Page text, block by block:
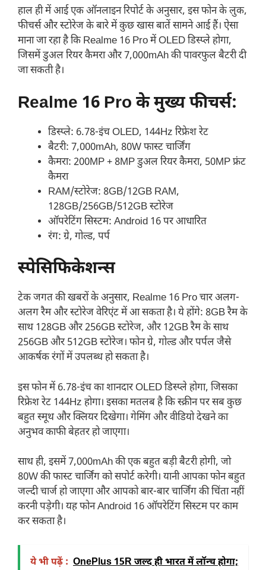
हाल ही में आई एक ऑनलाइन रिपोर्ट के अनुसार, इस फोन के लुक,
फीचर्स और स्टोरेज के बारे में कुछ खास बातें सामने आई हैं। ऐसा
माना जा रहा है कि Realme 16 Pro मेंOLED डिस्प्लेहोगा,
जिसमेंडुअल रियर कैमराऔर 7,000mAh की पावरफुल बैटरी दी
जा सकती है।
Realme 16 Pro के मुख्य फीचर्स:
डिस्प्ले: 6.78-इंच OLED, 144Hz रिफ्रेश रेट
बैटरी: 7,000mAh, 80W फास्ट चार्जिंग
कैमरा: 200MP + 8MP डुअल रियर कैमरा, 50MP फ्रंट
कैमरा
RAM/स्टोरेज: 8GB/12GB RAM,
128GB/256GB/512GB स्टोरेज
ऑपरेटिंग सिस्टम: Android 16 पर आधारित
रंग: ग्रे, गोल्ड, पर्प
स्पेसिफिकेशन्स
टेक जगत की खबरों के अनुसार, Realme 16 Pro चार अलग-
अलग रैम और स्टोरेज वेरिएंट में आ सकता है। ये होंगे: 8GB रैम के
साथ 128GB और 256GB स्टोरेज, और 12GB रैम के साथ
256GB और 512GB स्टोरेज। फोन ग्रे, गोल्ड और पर्पल जैसे
आकर्षक रंगों में उपलब्ध हो सकता है।
इस फोन में 6.78-इंच का शानदार OLED डिस्प्ले होगा, जिसका
रिफ्रेश रेट 144Hz होगा। इसका मतलब है कि स्क्रीन पर सब कुछ
बहुत स्मूथ और क्लियर दिखेगा। गेमिंग और वीडियो देखने का
अनुभव काफी बेहतर हो जाएगा।
साथ ही, इसमें 7,000mAh की एक बहुत बड़ी बैटरी होगी, जो
80W की फास्ट चार्जिंग को सपोर्ट करेगी। यानी आपका फोन बहुत
जल्दी चार्ज हो जाएगा और आपको बार-बार चार्जिंग की चिंता नहीं
करनी पड़ेगी। यह फोन Android 16 ऑपरेटिंग सिस्टम पर काम
कर सकता है।
ये भी पढ़ें : OnePlus 15R जल्द ही भारत में लॉन्च होगा;